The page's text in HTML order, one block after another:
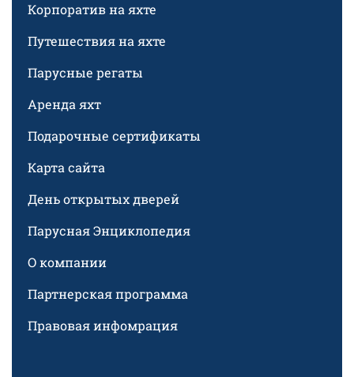
Корпоратив на яхте
Путешествия на яхте
Парусные регаты
Аренда яхт
Подарочные сертификаты
Карта сайта
День открытых дверей
Парусная Энциклопедия
О компании
Партнерская программа
Правовая инфомрация